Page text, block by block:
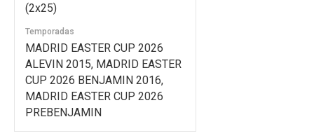
(2x25)
Temporadas
MADRID EASTER CUP 2026
ALEVIN 2015, MADRID EASTER
CUP 2026 BENJAMIN 2016,
MADRID EASTER CUP 2026
PREBENJAMIN